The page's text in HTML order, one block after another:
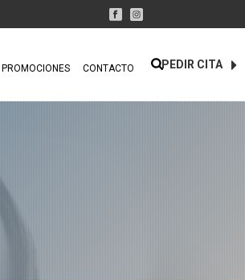
PROMOCIONES CONTACTO PEDIR CITA